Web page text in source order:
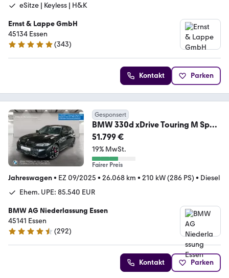
eSitze | Keyless | H&K
Ernst & Lappe GmbH
45134 Essen
4.8 Sterne
(343)
Kontakt Parken
Gesponsert
BMW 330d xDrive Touring M Sport
AHK LiveCockpitProf
51.799 €
19% MwSt.
Fairer Preis
Jahreswagen• EZ 09/2025 • 26.068 km • 210 kW (286 PS) • Diesel
Ehem. UPE: 85.540 EUR
BMW AG Niederlassung Essen
45141 Essen
4.5 Sterne
(292)
Kontakt Parken